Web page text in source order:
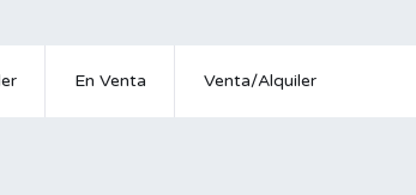
En Venta Venta/Alquiler